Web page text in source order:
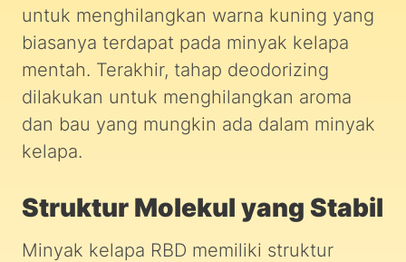
untuk menghilangkan warna kuning yang
biasanya terdapat pada minyak kelapa
mentah. Terakhir, tahap deodorizing
dilakukan untuk menghilangkan aroma
dan bau yang mungkin ada dalam minyak
kelapa.
Struktur Molekul yang Stabil
Minyak kelapa RBD memiliki struktur